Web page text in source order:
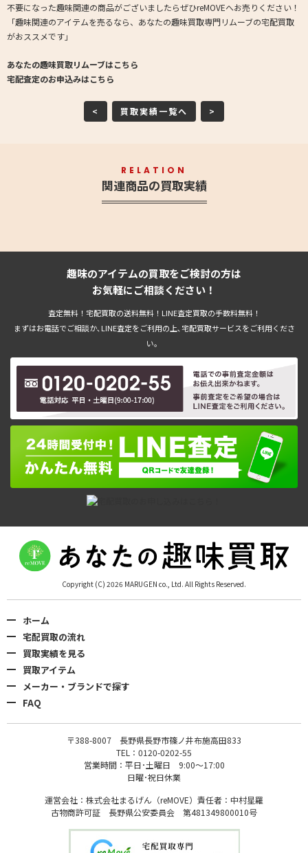
不要になった趣味関連の商品がございましたらぜひreMOVEへお売りください！
「趣味関連のアイテムを売るなら、あなたの趣味買取専門リムーブの宅配買取
がおススメです」
あなたの趣味買取リムーブはこちら
宅配査定のお申込みはこちら
< 買取実績一覧へ >
RELATION
関連商品の買取実績
趣味のアイテムの買取をご検討の方は
お気軽にご相談ください！
査定無料！宅配買取の送料無料！LINE査定買取の手数料無料！
まずはお電話でご相談か､LINE査定をご利用の上､宅配買取サービスをご利用くださ
い。
Copyright (C) 2026 MARUGEN co., Ltd. All Rights Reserved.
ホーム
宅配買取の流れ
買取実績を見る
買取アイテム
メーカー・ブランドで探す
FAQ
〒388-8007 長野県長野市篠ノ井布施高田833
TEL：0120-0202-55
営業時間：平日･土曜日 9:00〜17:00
日曜･祝日休業
運営会社：株式会社まるげん（reMOVE）責任者：中村星羅
古物商許可証 長野県公安委員会 第481349800010号